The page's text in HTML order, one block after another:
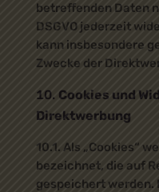
betreffenden Daten
DSGVO jederzeit
kann insbesondere
Zwecke der
Cookies und
Direktwerbung
10.1. Als „Cookies“
bezeichnet, die auf
gespeichert werden.